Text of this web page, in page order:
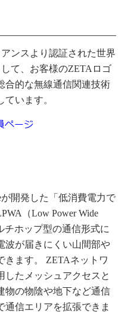
ンスより認証された世界
て、お客様のZETAロゴ
合的な無線通信関連技術
います。
ページ
開発した「低消費電力で
（Low Power Wide
チホップ型の通信形式に
波が届きにくい山間部や
きます。 ZETAネットワ
したメッシュアクセスと
物の物陰や地下など通信
通信エリアを拡張できま